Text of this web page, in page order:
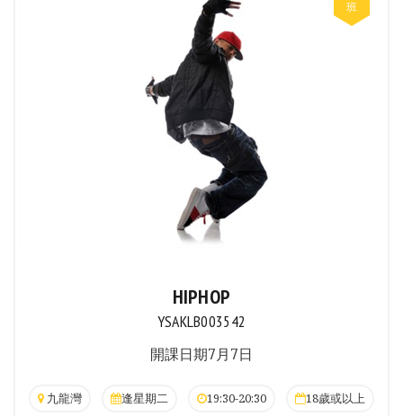
HIPHOP
YSAKLB003542
開課日期7月7日
九龍灣 逢星期二 19:30-20:30 18歲或以上